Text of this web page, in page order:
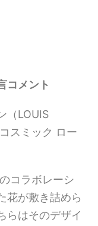
コメント
（LOUIS
スミック ロー
コラボレーシ
花が敷き詰めら
らはそのデザイ